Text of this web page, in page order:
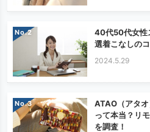
No.
40代50代女性
選着こなしの
2024.5.29
No.
ATAO（アタ
って本当？リ
を調査！